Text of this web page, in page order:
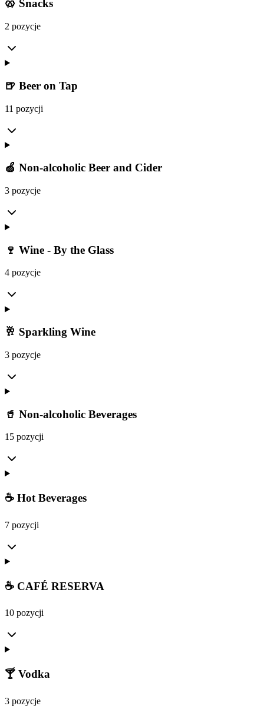
🥨 Snacks
2 pozycje
🍺 Beer on Tap
11 pozycji
🍏 Non-alcoholic Beer and Cider
3 pozycje
🍷 Wine - By the Glass
4 pozycje
🥂 Sparkling Wine
3 pozycje
🥤 Non-alcoholic Beverages
15 pozycji
☕ Hot Beverages
7 pozycji
☕ CAFÉ RESERVA
10 pozycji
🍸 Vodka
3 pozycje